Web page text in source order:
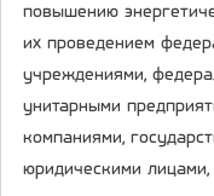
повышению
их проведением
учреждениями,
унитарными
компаниями,
юридическими